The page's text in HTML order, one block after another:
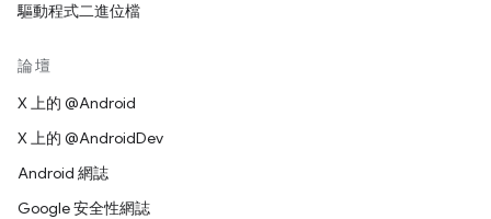
驅動程式二進位檔
論壇
X 上的 @Android
X 上的 @AndroidDev
Android 網誌
Google 安全性網誌